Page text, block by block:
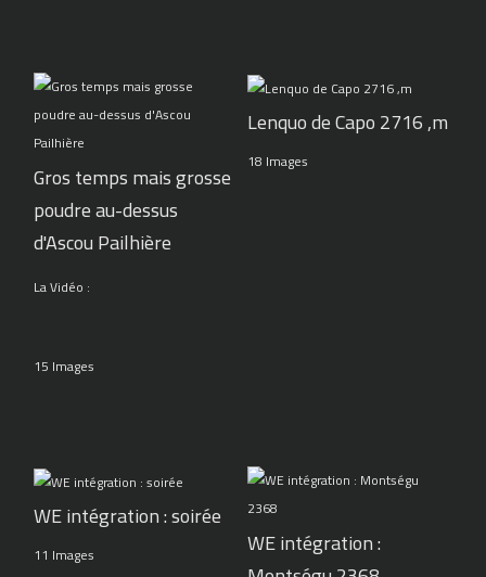
Gros temps mais grosse
poudre au-dessus
d'Ascou Pailhière
La Vidéo :
15 Images
Lenquo de Capo 2716 ,m
18 Images
WE intégration : soirée
11 Images
WE intégration :